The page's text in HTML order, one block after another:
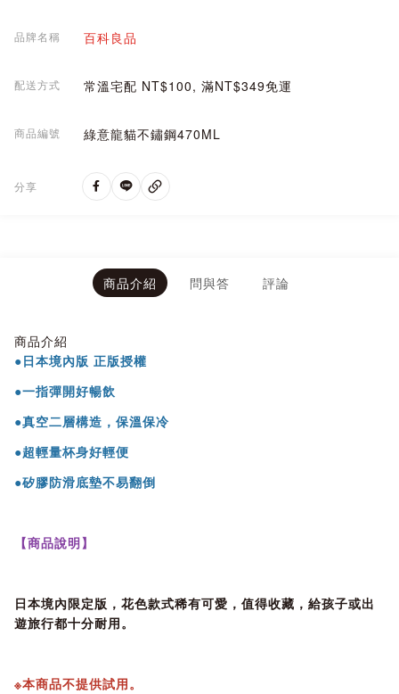
品牌名稱 百科良品
配送方式 常溫宅配 NT$100, 滿NT$349免運
商品編號 綠意龍貓不鏽鋼470ML
分享
商品介紹 問與答 評論
商品介紹
●日本境內版 正版授權
●一指彈開好暢飲
●真空二層構造，保溫保冷
●超輕量杯身好輕便
●矽膠防滑底墊不易翻倒
【商品說明】
日本境內限定版，花色款式稀有可愛，值得收藏，給孩子或出
遊旅行都十分耐用。
※本商品不提供試用。